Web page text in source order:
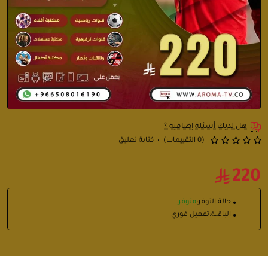
هل لديك أسئلة إضافية ؟
(0 التقييمات) • كتابة تعليق
220
حالة التوفر:متوفر
الباقــة:تفعيل فوري